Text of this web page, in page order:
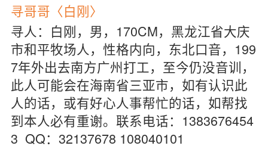
寻哥哥〈白刚〉
寻人：白刚，男，170CM，黑龙江省大庆
市和平牧场人，性格内向，东北口音，199
7年外出去南方广州打工，至今仍没音训，
此人可能会在海南省三亚市，如有认识此
人的话，或有好心人事帮忙的话，如帮找
到本人必有重谢。联系电话：1383676454
3 QQ：32137678 108040101